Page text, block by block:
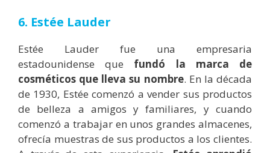
6. Estée Lauder
Estée Lauder fue una empresaria
estadounidense que fundó la marca de
cosméticos que lleva su nombre. En la década
de 1930, Estée comenzó a vender sus productos
de belleza a amigos y familiares, y cuando
comenzó a trabajar en unos grandes almacenes,
ofrecía muestras de sus productos a los clientes.